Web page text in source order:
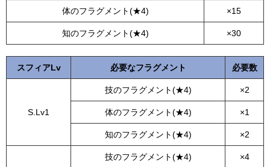
体のフラグメント(★4) ×15
知のフラグメント(★4) ×30
スフィアLv 必要なフラグメント 必要数
S.Lv1
技のフラグメント(★4) ×2
体のフラグメント(★4) ×1
知のフラグメント(★4) ×2
技のフラグメント(★4) ×4